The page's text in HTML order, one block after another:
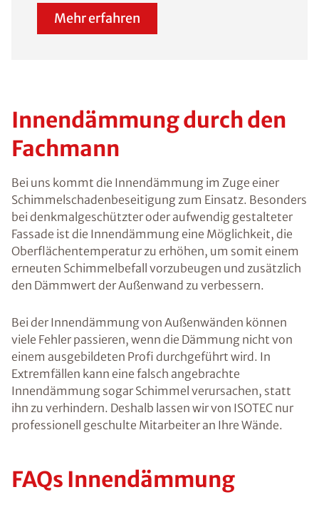
Mehr erfahren
Innendämmung durch den
Fachmann
Bei uns kommt die Innendämmung im Zuge einer
Schimmelschadenbeseitigung zum Einsatz. Besonders
bei denkmalgeschützter oder aufwendig gestalteter
Fassade ist die Innendämmung eine Möglichkeit, die
Oberflächentemperatur zu erhöhen, um somit einem
erneuten Schimmelbefall vorzubeugen und zusätzlich
den Dämmwert der Außenwand zu verbessern.
Bei der Innendämmung von Außenwänden können
viele Fehler passieren, wenn die Dämmung nicht von
einem ausgebildeten Profi durchgeführt wird. In
Extremfällen kann eine falsch angebrachte
Innendämmung sogar Schimmel verursachen, statt
ihn zu verhindern. Deshalb lassen wir von ISOTEC nur
professionell geschulte Mitarbeiter an Ihre Wände.
FAQs Innendämmung